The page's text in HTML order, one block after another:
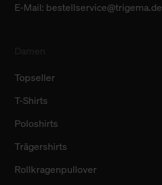
E-Mail: bestellservice@trigema.de
Topseller
T-Shirts
Poloshirts
Trägershirts
Rollkragenpullover